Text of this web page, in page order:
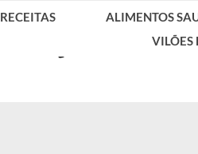
RECEITAS
ALIMENTOS
VILÕES